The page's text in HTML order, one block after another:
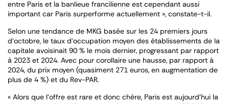
entre Paris et la banlieue francilienne est cependant aussi
important car Paris surperforme actuellement », constate-t-il.
Selon une tendance de MKG basée sur les 24 premiers jours
d’octobre, le taux d’occupation moyen des établissements de la
capitale avoisinait 90 % le mois dernier, progressant par rapport
à 2023 et 2024. Avec pour corollaire une hausse, par rapport à
2024, du prix moyen (quasiment 271 euros, en augmentation de
plus de 4 %) et du Rev-PAR.
« Alors que l’offre est rare et donc chère, Paris est aujourd’hui la